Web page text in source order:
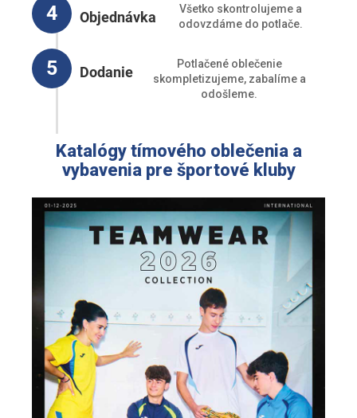
4 Objednávka
Všetko skontrolujeme a
odovzdáme do potlače.
5 Dodanie
Potlačené oblečenie
skompletizujeme, zabalíme a
odošleme.
Katalógy tímového oblečenia a
vybavenia pre športové kluby